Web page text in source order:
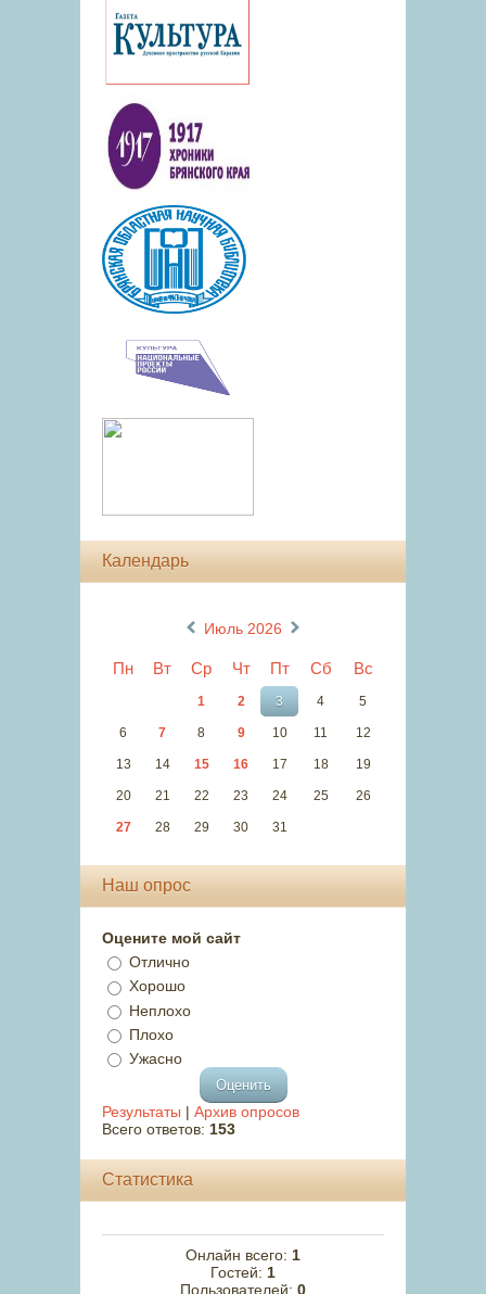
Календарь
Июль 2026
Пн Вт Ср Чт Пт Сб Вс
1 2 3 4 5
6 7 8 9 10 11 12
13 14 15 16 17 18 19
20 21 22 23 24 25 26
27 28 29 30 31
Наш опрос
Оцените мой сайт
Отлично
Хорошо
Неплохо
Плохо
Ужасно
Результаты | Архив опросов
Всего ответов: 153
Статистика
Онлайн всего: 1
Гостей: 1
Пользователей: 0